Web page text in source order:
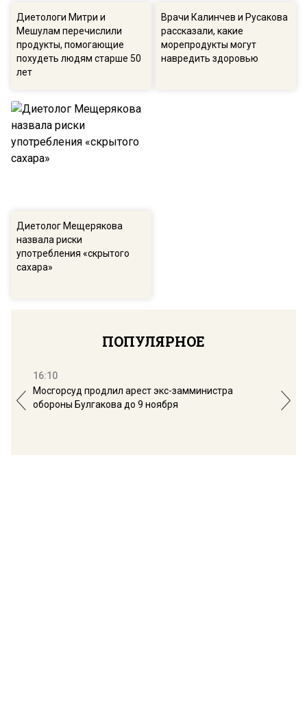
Диетологи Митри и
Мешулам перечислили
продукты, помогающие
похудеть людям старше 50
лет
Врачи Калинчев и Русакова
рассказали, какие
морепродукты могут
навредить здоровью
Диетолог Мещерякова
назвала риски
употребления «скрытого
сахара»
ПОПУЛЯРНОЕ
16:10
Мосгорсуд продлил арест экс-замминистра
обороны Булгакова до 9 ноября